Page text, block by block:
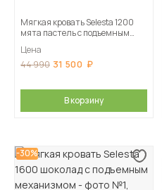
Мягкая кровать Selesta 1200
мята пастель с подъемным
Цена
44 990 31 500
В корзину
-30%